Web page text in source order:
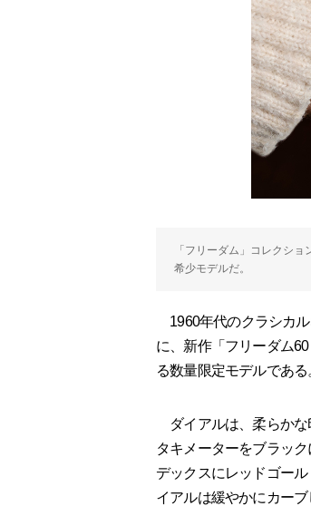
「フリーダム」コレクシ
希少モデルだ。
1960年代のクラシカ
に、新作「フリーダム
る数量限定モデルである
ダイアルは、柔らかな
タキメーターをブラッ
デックスにレッドゴー
イアルは緩やかにカー